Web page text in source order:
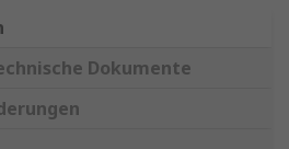
Dokumente